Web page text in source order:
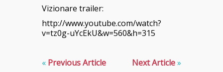
Vizionare trailer:
http://www.youtube.com/watch?
v=tz0g-uYcEkU&w=560&h=315
« Previous Article Next Article»